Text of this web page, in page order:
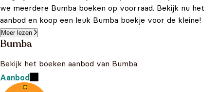
we meerdere Bumba boeken op voorraad. Bekijk nu het
aanbod en koop een leuk Bumba boekje voor de kleine!
Meer lezen
Bumba
Bekijk het boeken aanbod van Bumba
Aanbod